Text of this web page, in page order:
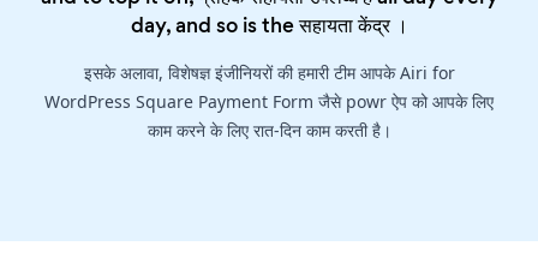
day, and so is theसहायता केंद्र।
इसके अलावा, विशेषज्ञ इंजीनियरों की हमारी टीम आपके Airi for
WordPress Square Payment Form जैसे powr ऐप को आपके लिए
काम करने के लिए रात-दिन काम करती है।